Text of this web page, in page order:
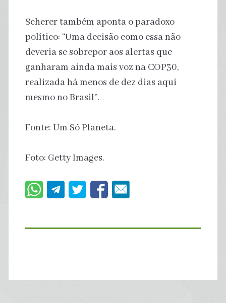
Scherer também aponta o paradoxo
político: “Uma decisão como essa não
deveria se sobrepor aos alertas que
ganharam ainda mais voz na COP30,
realizada há menos de dez dias aqui
mesmo no Brasil”.
Fonte: Um Só Planeta.
Foto: Getty Images.